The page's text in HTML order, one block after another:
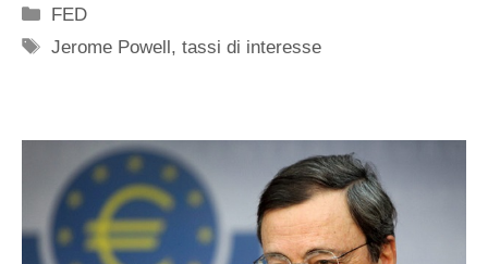
Categorie
FED
Tag
Jerome Powell,tassi di interesse